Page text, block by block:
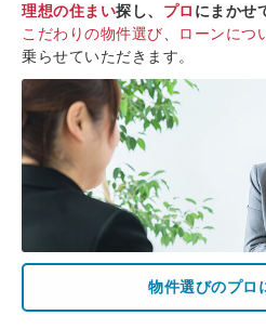
理想の住まい探し、 プロ にまかせ
こだわりの物件選び
ローンにつ
乗らせていただきます。
物件選びのプロ